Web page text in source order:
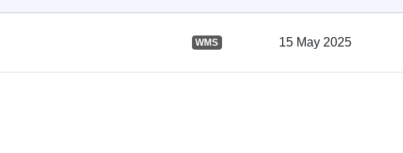
WMS 15 May 2025